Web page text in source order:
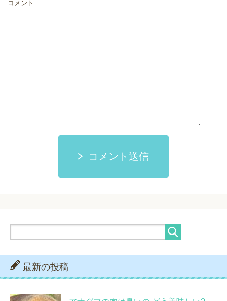
コメント
コメント送信
最新の投稿